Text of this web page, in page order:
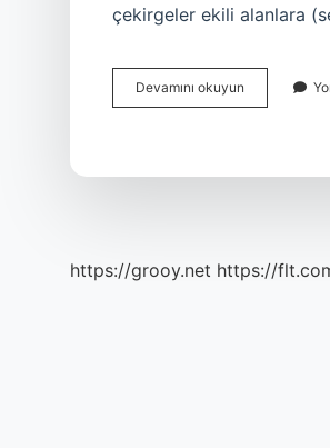
çekirgeler ekili alanlara
Devamını okuyun
Ne
https://grooy.net https://